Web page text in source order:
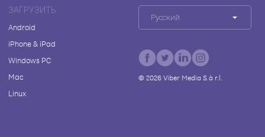
ЗАГРУЗИТЬ
Android
iPhone & iPad
Windows PC
Mac
Linux
Русский
© 2026Viber Media S.à r.l.